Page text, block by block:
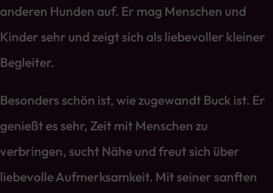
anderen Hunden auf. Er mag Menschen und
Kinder sehr und zeigt sich als liebevoller kleiner
Begleiter.
Besonders schön ist, wie zugewandt Buck ist. Er
genießt es sehr, Zeit mit Menschen zu
verbringen, sucht Nähe und freut sich über
liebevolle Aufmerksamkeit. Mit seiner sanften